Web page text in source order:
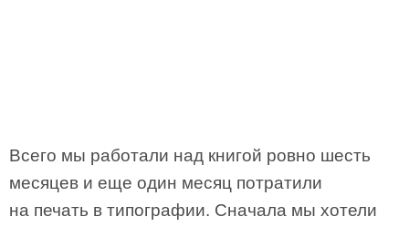
Всего мы работали над книгой ровно шесть
месяцев и еще один месяц потратили
на печать в типографии. Сначала мы хотели